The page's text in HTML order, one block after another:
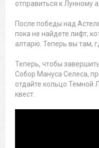
отправиться к Лунному
После победы над
пока не найдете лифт,
алтарю. Теперь вы там,
Теперь, чтобы
Собор Мануса Селеса,
отдайте кольцо Темной
квест.